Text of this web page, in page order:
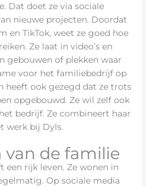
Dat doet ze via sociale
nieuwe projecten. Doordat
en TikTok, weet ze goed hoe
Ze laat in video’s en
gebouwen of plekken waar
voor het familiebedrijf op
heeft ook gezegd dat ze trots
opgebouwd. Ze wil zelf ook
bedrijf. Ze combineert haar
werk bij Dyls.
van de familie
een rijk leven. Ze wonen in
Op sociale media